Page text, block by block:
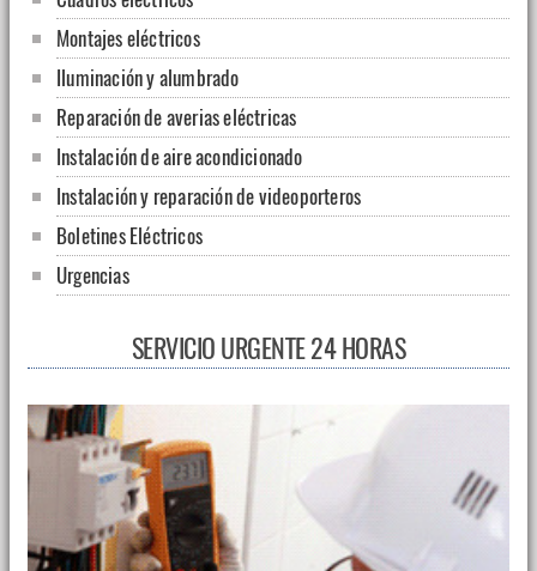
Montajes eléctricos
Iluminación y alumbrado
Reparación de averias eléctricas
Instalación de aire acondicionado
Instalación y reparación de videoporteros
Boletines Eléctricos
Urgencias
SERVICIO URGENTE 24 HORAS